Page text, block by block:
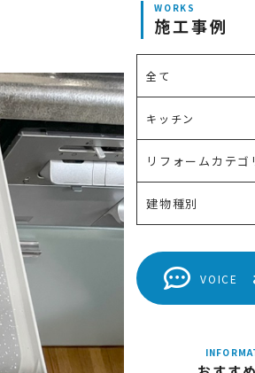
WORKS
施工事例
全て
キッチン
リフォームカテゴ
建物種別
VOICE